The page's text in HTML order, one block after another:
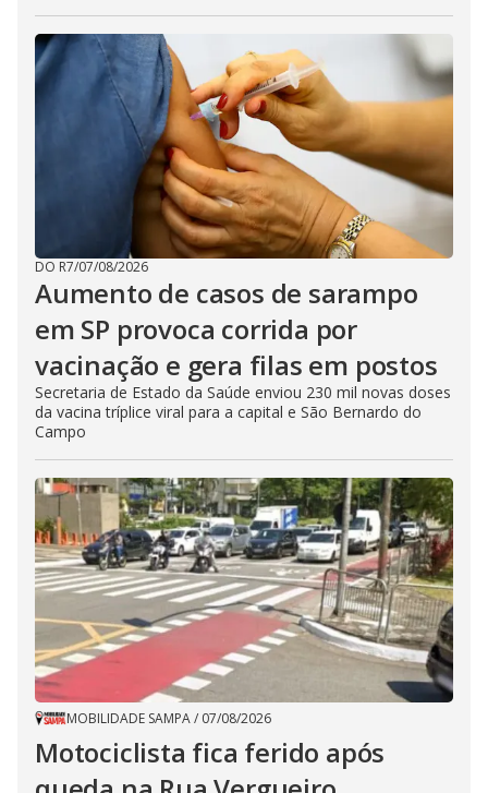
DO R7/07/08/2026
Aumento de casos de sarampo
em SP provoca corrida por
vacinação e gera filas em postos
Secretaria de Estado da Saúde enviou 230 mil novas doses
da vacina tríplice viral para a capital e São Bernardo do
Campo
MOBILIDADE SAMPA/ 07/08/2026
Motociclista fica ferido após